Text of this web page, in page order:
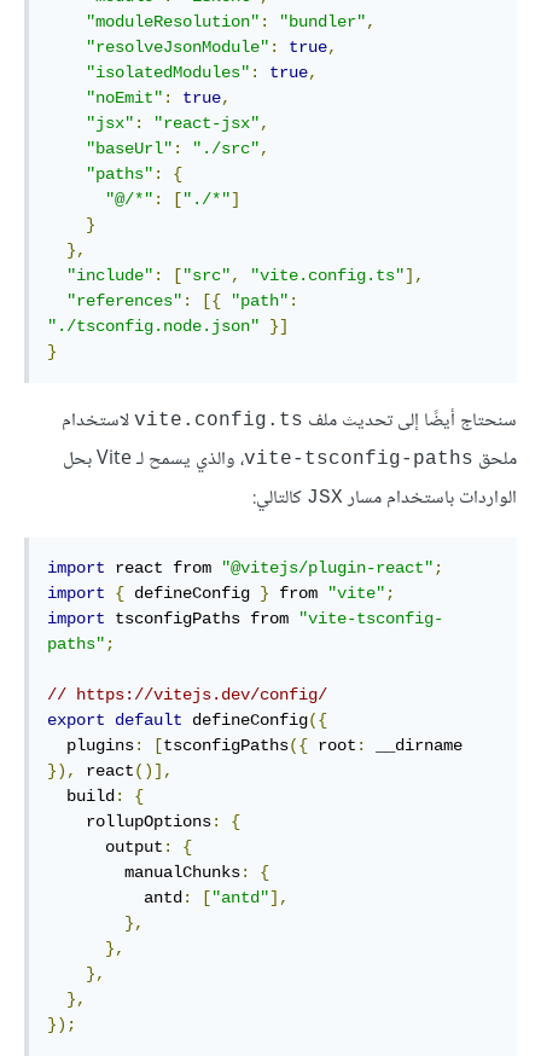
"moduleResolution" : "bundler",
"resolveJsonModule" : true,
"isolatedModules" : true,
"noEmit" : true,
"jsx" : "react-jsx",
"baseUrl" : "./src",
"paths" :
{
"@/*" : ["./*"]
}
},
"include" : ["src", "vite.config.ts"],
"references" : [{ "path" :
"./tsconfig.node.json"
}]
}
سنحتاج أيضًا إلى تحديث ملف vite.config.ts لاستخدام
ملحق vite-tsconfig-paths
، والذي يسمح لـ Vite بحل
الواردات باستخدام مسار JSX كالتالي:
import react from "@vitejs/plugin-react";
import
{ defineConfig } from "vite";
import tsconfigPaths from
"vite-tsconfig-
paths";
// https://vitejs.dev/config/
export
default defineConfig({
  plugins
: [tsconfigPaths({ root :
}),
react()],
  build
:
{
    rollupOptions
:
{
      output
:
{
        manualChunks
:
{
          antd
: ["antd"],
},
},
},
},
});